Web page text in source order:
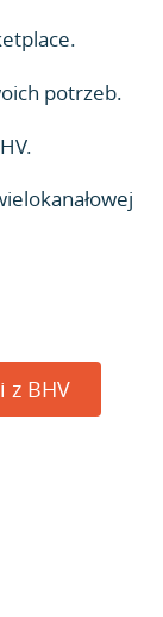
potrzeb.
z BHV